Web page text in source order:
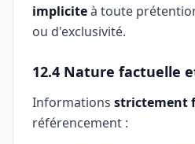
impliciteà toute
ou d'exclusivité.
12.4 Nature factuelle
Informations strictement
référencement :